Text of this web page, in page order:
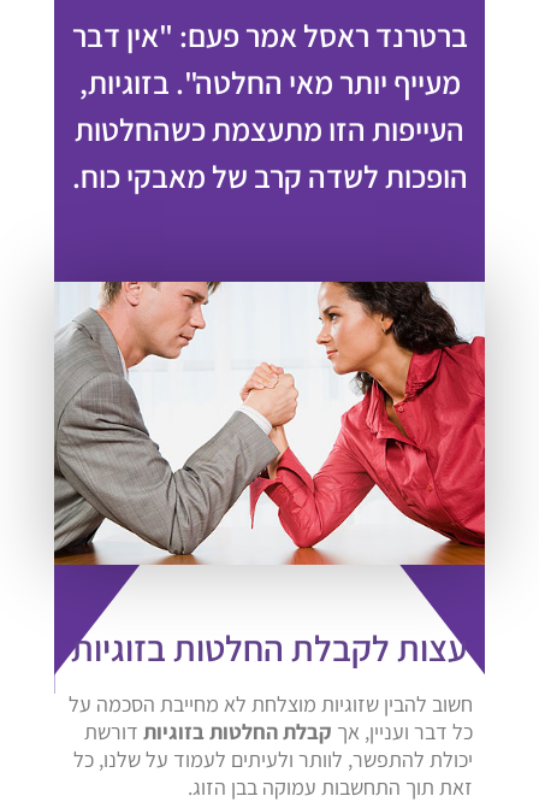
ברטרנד ראסל אמר פעם: "אין דבר
מעייף יותר מאי החלטה". בזוגיות,
העייפות הזו מתעצמת כשהחלטות
הופכות לשדה קרב של מאבקי כוח.
עצות לקבלת החלטות בזוגיות
חשוב להבין שזוגיות מוצלחת לא מחייבת הסכמה על
כל דבר ועניין, אך קבלת החלטות בזוגיותדורשת
יכולת להתפשר, לוותר ולעיתים לעמוד על שלנו, כל
זאת תוך התחשבות עמוקה בבן הזוג.